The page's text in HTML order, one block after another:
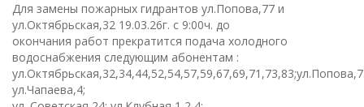
Для замены пожарных гидрантов ул.Попова,77 и
ул.Октябрьская,32 19.03.26г. с 9:00ч. до
окончания работ прекратится подача холодного
водоснабжения следующим абонентам :
ул.Чапаева,4;